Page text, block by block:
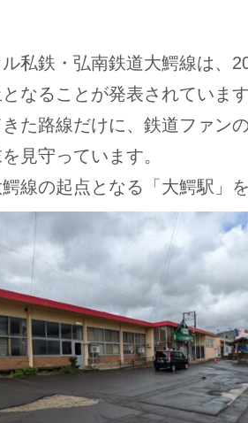
私鉄・弘南鉄道大鰐線は、
なることが発表されていま
た路線だけに、鉄道ファン
見守っています。
線の起点となる「大鰐駅」